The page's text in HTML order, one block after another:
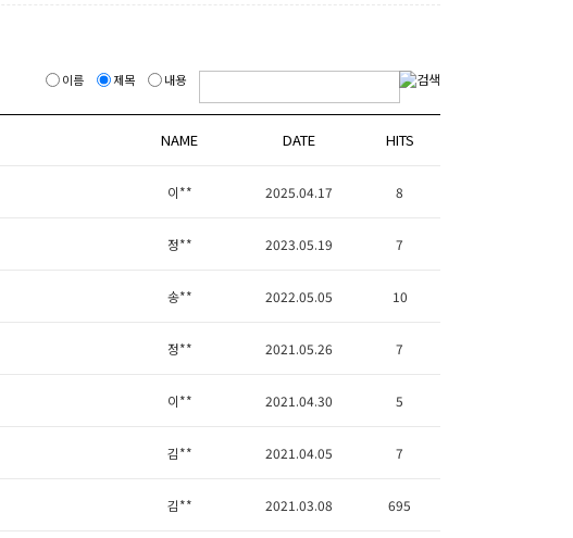
이름 제목 내용
NAME DATE HITS
이** 2025.04.17 8
정** 2023.05.19 7
송** 2022.05.05 10
정** 2021.05.26 7
이** 2021.04.30 5
김** 2021.04.05 7
김** 2021.03.08 695